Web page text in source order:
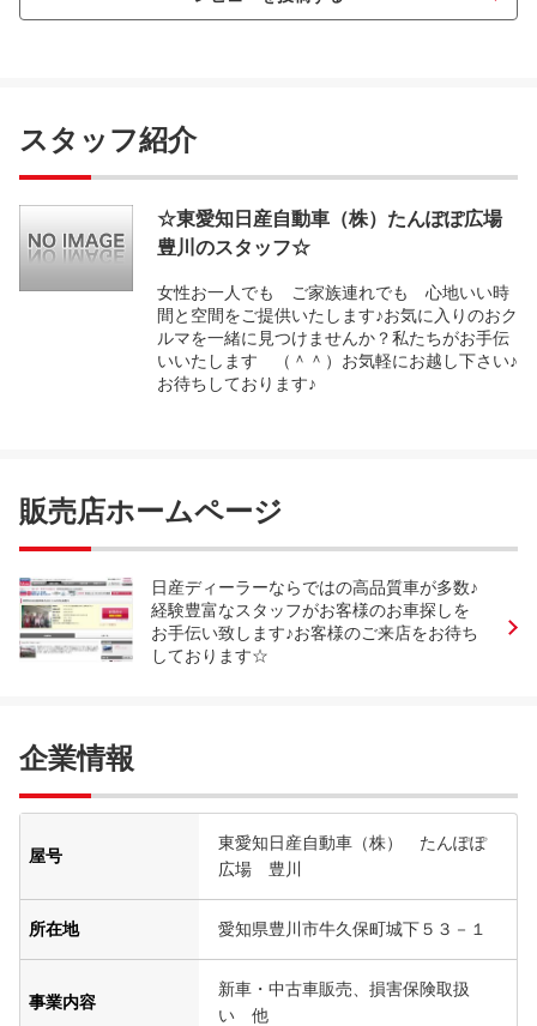
スタッフ紹介
☆東愛知日産自動車（株）たんぽぽ広場
豊川のスタッフ☆
女性お一人でも ご家族連れでも 心地いい時
間と空間をご提供いたします♪お気に入りのおク
ルマを一緒に見つけませんか？私たちがお手伝
いいたします （＾＾）お気軽にお越し下さい♪
お待ちしております♪
販売店ホームページ
日産ディーラーならではの高品質車が多数♪
経験豊富なスタッフがお客様のお車探しを
お手伝い致します♪お客様のご来店をお待ち
しております☆
企業情報
屋号
東愛知日産自動車（株） たんぽぽ
広場 豊川
所在地 愛知県豊川市牛久保町城下５３－１
事業内容
新車・中古車販売、損害保険取扱
い 他